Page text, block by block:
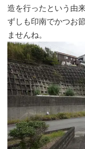
造を行ったという由
ずしも印南でかつお
ませんね。